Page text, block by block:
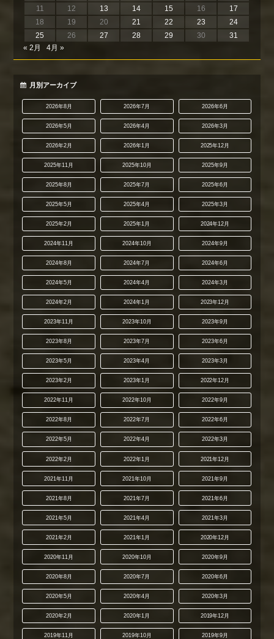
11
12 13 14 15 16
17
18
19 20 21 22 23
24
25
26 27 28 29 30
31
« 2月
4月 »
月別アーカイブ
2026年8月 2026年7月 2026年6月
2026年5月 2026年4月 2026年3月
2026年2月 2026年1月 2025年12月
2025年11月 2025年10月 2025年9月
2025年8月 2025年7月 2025年6月
2025年5月 2025年4月 2025年3月
2025年2月 2025年1月 2024年12月
2024年11月 2024年10月 2024年9月
2024年8月 2024年7月 2024年6月
2024年5月 2024年4月 2024年3月
2024年2月 2024年1月 2023年12月
2023年11月 2023年10月 2023年9月
2023年8月 2023年7月 2023年6月
2023年5月 2023年4月 2023年3月
2023年2月 2023年1月 2022年12月
2022年11月 2022年10月 2022年9月
2022年8月 2022年7月 2022年6月
2022年5月 2022年4月 2022年3月
2022年2月 2022年1月 2021年12月
2021年11月 2021年10月 2021年9月
2021年8月 2021年7月 2021年6月
2021年5月 2021年4月 2021年3月
2021年2月 2021年1月 2020年12月
2020年11月 2020年10月 2020年9月
2020年8月 2020年7月 2020年6月
2020年5月 2020年4月 2020年3月
2020年2月 2020年1月 2019年12月
2019年11月 2019年10月 2019年9月